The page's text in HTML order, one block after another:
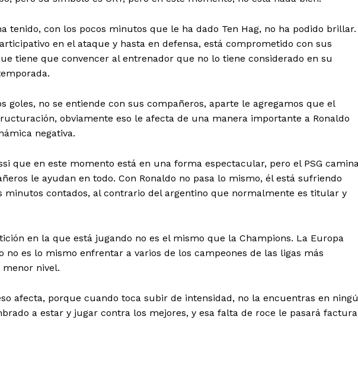
tenido, con los pocos minutos que le ha dado Ten Hag, no ha podido brillar.
en el ataque y hasta en defensa, está comprometido con sus
tiene que convencer al entrenador que no lo tiene considerado en su
goles, no se entiende con sus compañeros, aparte le agregamos que el
obviamente eso le afecta de una manera importante a Ronaldo
negativa.
que en este momento está en una forma espectacular, pero el PSG
le ayudan en todo. Con Ronaldo no pasa lo mismo, él está sufriendo
minutos contados, al contrario del argentino que normalmente es titular y
en la que está jugando no es el mismo que la Champions. La Europa
no es lo mismo enfrentar a varios de los campeones de las ligas más
nivel.
afecta, porque cuando toca subir de intensidad, no la encuentras en
a estar y jugar contra los mejores, y esa falta de roce le pasará